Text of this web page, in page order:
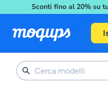
Skip to contentSconti fino al 20% su